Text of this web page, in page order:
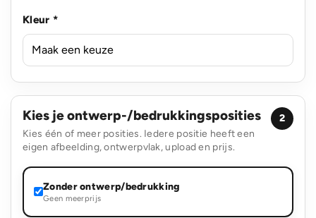
Kleur *
Kies je ontwerp-/bedrukkingsposities
Kies één of meer posities. Iedere positie heeft een
eigen afbeelding, ontwerpvlak, upload en prijs.
2
Zonder ontwerp/bedrukking
Geen meerprijs